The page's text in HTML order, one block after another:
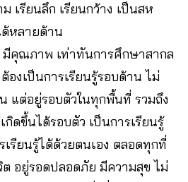
เรียนลึก เรียนกว้าง เป็นสห
หลายด้าน
มีคุณภาพ เท่าทันการศึกษาสากล
งเป็นการเรียนรู้รอบด้าน ไม่
แต่อยู่รอบตัวในทุกพื้นที่ รวมถึง
ดขึ้นได้รอบตัว เป็นการเรียนรู้
เรียนรู้ได้ด้วยตนเอง ตลอดทุกที่
ต อยู่รอดปลอดภัย มีความสุข ไม่